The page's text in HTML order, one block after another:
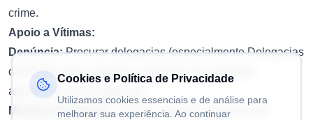
crime.
Apoio a Vítimas:
Denúncia:Procurar delegacias (especialmente Delegacias
da Mulher) para registrar ocorrências de ameaças,
agressões ou perseguições.
Medidas Protetivas:Solicitar medidas protetivas de
Cookies e Política de Privacidade
Utilizamos cookies essenciais e de análise para
melhorar sua experiência. Ao continuar